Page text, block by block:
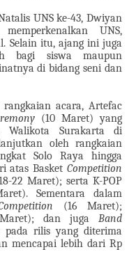
UNS ke-43, Dwiyan
UNS,
Selain itu, ajang ini juga
bagi siswa maupun
di bidang seni dan
acara, Artefac
(10 Maret) yang
Walikota Surakarta di
oleh rangkaian
Solo Raya hingga
atas Basket Competition
22 Maret); serta K-POP
Sementara dalam
(16 Maret);
dan jugaBand
rilis yang diterima
mencapai lebih dari Rp